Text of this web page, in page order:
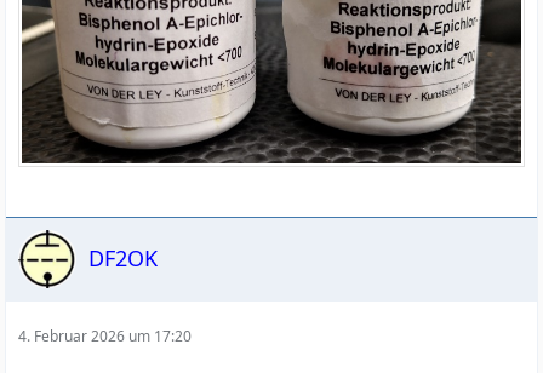
DF2OK
4. Februar 2026 um 17:20